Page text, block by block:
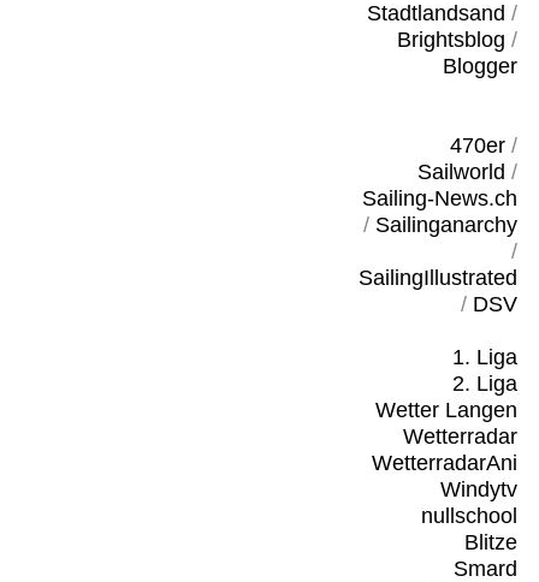
Stadtlandsand /
Brightsblog /
Blogger
470er/
Sailworld /
Sailing-News.ch
/ Sailinganarchy
/
SailingIllustrated
/ DSV
1. Liga
2. Liga
Wetter Langen
Wetterradar
WetterradarAni
Windytv
nullschool
Blitze
Smard